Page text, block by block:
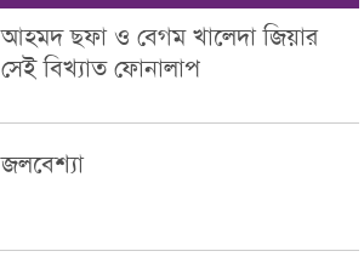
আহমদ ছফা ও বেগম খালেদা জিয়ার
সেই বিখ্যাত ফোনালাপ
জলবেশ্যা